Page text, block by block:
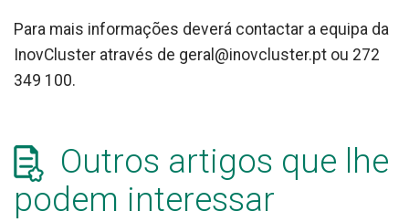
Para mais informações deverá contactar a equipa da
InovCluster através de geral@inovcluster.pt ou 272
349 100.
Outros artigos que lhe
podem interessar